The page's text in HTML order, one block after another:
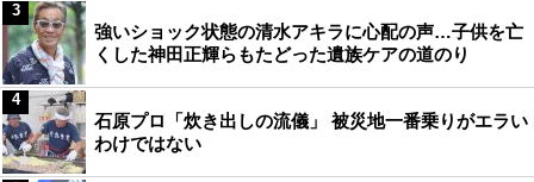
強いショック状態の清水アキラに心配の声…子供を亡
くした神田正輝らもたどった遺族ケアの道のり
3
石原プロ「炊き出しの流儀」 被災地一番乗りがエラい
わけではない
4